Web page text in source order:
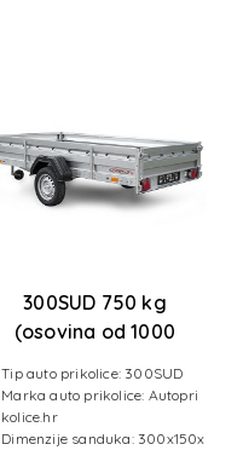
300SUD 750 kg
(osovina od 1000
LED svjetla
Tip auto prikolice: 300SUD
Marka auto prikolice: Autopri
kolice.hr
Dimenzije sanduka: 300x150x